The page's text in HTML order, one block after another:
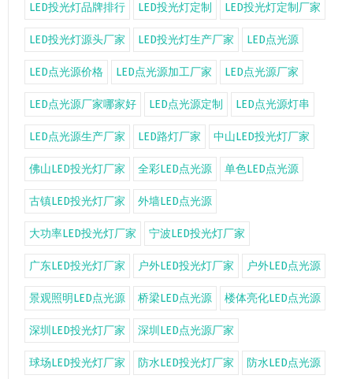
LED投光灯品牌排行 LED投光灯定制 LED投光灯定制厂家
LED投光灯源头厂家 LED投光灯生产厂家 LED点光源
LED点光源价格 LED点光源加工厂家 LED点光源厂家
LED点光源厂家哪家好 LED点光源定制 LED点光源灯串
LED点光源生产厂家 LED路灯厂家 中山LED投光灯厂家
佛山LED投光灯厂家 全彩LED点光源 单色LED点光源
古镇LED投光灯厂家 外墙LED点光源
大功率LED投光灯厂家 宁波LED投光灯厂家
广东LED投光灯厂家 户外LED投光灯厂家 户外LED点光源
景观照明LED点光源 桥梁LED点光源 楼体亮化LED点光源
深圳LED投光灯厂家 深圳LED点光源厂家
球场LED投光灯厂家 防水LED投光灯厂家 防水LED点光源